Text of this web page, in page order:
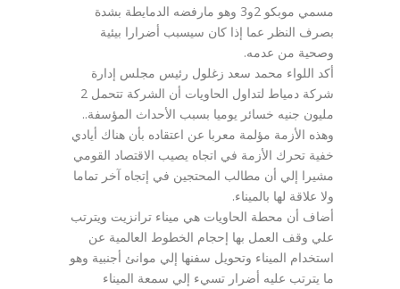
مسمي موبكو 2و3 وهو مارفضه الدمايطة بشدة
بصرف النظر عما إذا كان سيسبب أضرارا بيئية
وصحية من عدمه.
أكد اللواء محمد سعد زغلول رئيس مجلس إدارة
شركة دمياط لتداول الحاويات أن الشركة تتحمل 2
مليون جنيه خسائر يوميا بسبب الأحداث المؤسفة..
وهذه الأزمة مؤلمة معربا عن اعتقاده بأن هناك أيادي
خفية تحرك الأزمة في اتجاه يصيب الاقتصاد القومي
مشيرا إلي أن مطالب المحتجين في إتجاه آخر تماما
ولا علاقة لها بالميناء.
أضاف أن محطة الحاويات هي ميناء ترانزيت ويترتب
علي وقف العمل بها إحجام الخطوط العالمية عن
استخدام الميناء وتحويل سفنها إلي موانئ أجنبية وهو
ما يترتب عليه أضرار تسيء إلي سمعة الميناء